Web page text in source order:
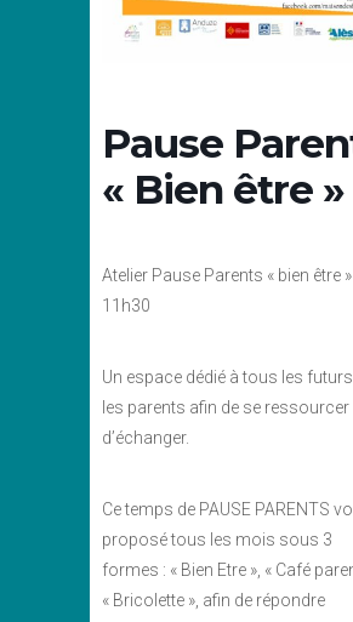
Pause
« Bien être »
Atelier Pause Parents « bien être
11h30
Un espace dédié à tous les
les parents afin de se ressourcer
d’échanger.
Ce temps de PAUSE PARENTS
proposé tous les mois sous 3
formes : « Bien Etre », « Café
« Bricolette », afin de répondre